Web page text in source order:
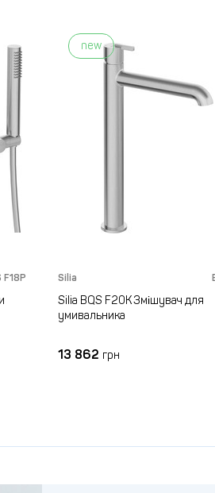
F18P
new
Silia
Silia BQS F20K Змішувач для
умивальника
13 862 грн